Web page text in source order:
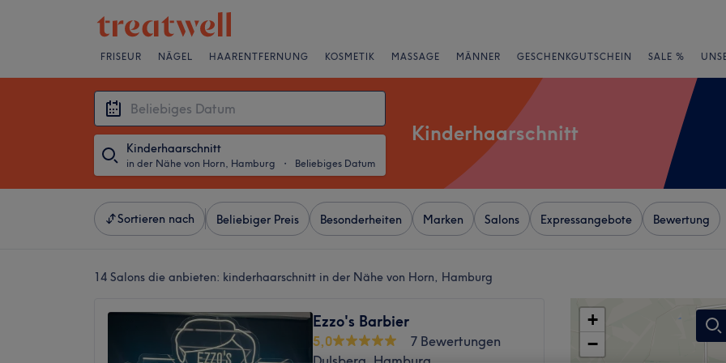
FRISEUR NÄGEL HAARENTFERNUNG KOSMETIK MASSAGE MÄNNER GESCHENKGUTSCHEIN SALE %
Kinderhaarschnitt
in der Nähe von Horn, Hamburg ・ Beliebiges Datum
Kinderhaarschnitt
Sortieren nach Beliebiger Preis Besonderheiten Marken Salons Expressangebote Bewertung
14 Salons die anbieten: kinderhaarschnitt in der Nähe von Horn, Hamburg
Ezzo's Barbier
5,0
7 Bewertungen
+
−